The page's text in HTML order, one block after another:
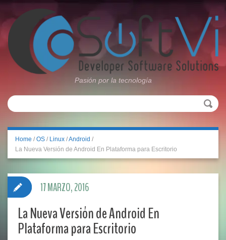
Pasión por la tecnología
Home / OS / Linux /Android /
La Nueva Versión de Android En Plataforma para Escritorio
La Nueva Versión de Android En
Plataforma para Escritorio
17 MARZO, 2016